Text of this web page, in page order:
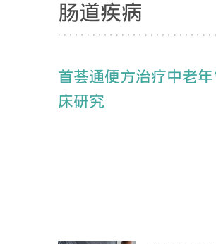
肠道疾病
首荟通便方治疗中老
床研究